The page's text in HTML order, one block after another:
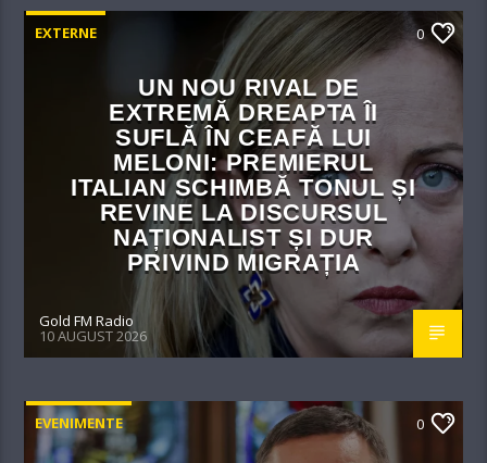
EXTERNE 0
UN NOU RIVAL DE
EXTREMĂ DREAPTA ÎI
SUFLĂ ÎN CEAFĂ LUI
MELONI: PREMIERUL
ITALIAN SCHIMBĂ TONUL ȘI
REVINE LA DISCURSUL
NAȚIONALIST ȘI DUR
PRIVIND MIGRAȚIA
Gold FM Radio
10 AUGUST 2026
EVENIMENTE 0